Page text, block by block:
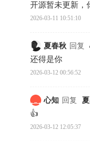
开源暂未更新，
2026-03-11 10:51:10
夏春秋 回复
还得是你
2026-03-12 00:56:52
心知 回复
👍
2026-03-12 12:05:37